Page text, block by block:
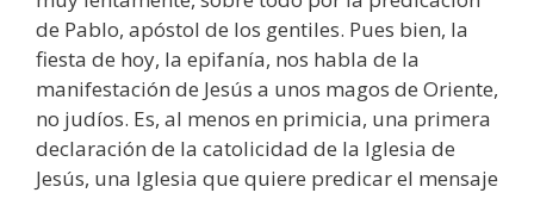
de Pablo, apóstol de los gentiles. Pues bien, la
fiesta de hoy, la epifanía, nos habla de la
manifestación de Jesús a unos magos de Oriente,
no judíos. Es, al menos en primicia, una primera
declaración de la catolicidad de la Iglesia de
Jesús, una Iglesia que quiere predicar el mensaje